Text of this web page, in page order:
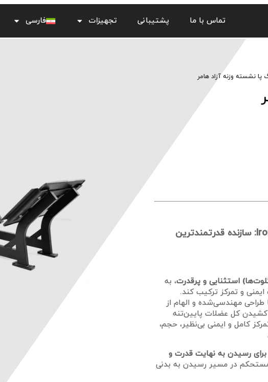
تماس با ما پشتیبانی تجهیزات فارسی
پا نشسته وزنه آزاد هامر
دستگاه هاگ پا نشسته وزنه آزاد هامر Iron Fit: سازنده قدرتمندترین
استثنایی و پرقدرت، به
و تمرکز ترکیب کند.
طراحی مهندسی‌شده و الهام از
کشیدن کل عضلات پایین‌تنه
کامل و ایمنی بی‌نظیر، حجم،
برای رسیدن به نهایت قدرت و
در مسیر رسیدن به بدنی